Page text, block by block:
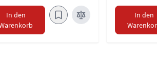
In den
In den